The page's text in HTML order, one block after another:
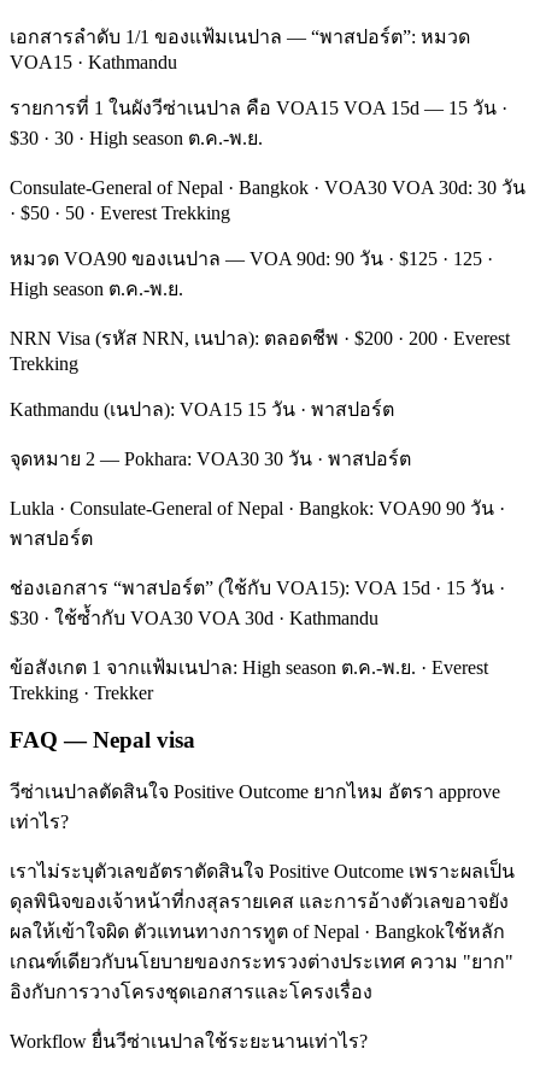
เอกสารลำดับ 1/1 ของแฟ้มเนปาล — “พาสปอร์ต”: หมวด
VOA15 · Kathmandu
รายการที่ 1 ในผังวีซ่าเนปาล คือ VOA15 VOA 15d — 15 วัน ·
$30 · 30 · High season ต.ค.-พ.ย.
Consulate-General of Nepal · Bangkok · VOA30 VOA 30d: 30 วัน
· $50 · 50 · Everest Trekking
หมวด VOA90 ของเนปาล — VOA 90d: 90 วัน · $125 · 125 ·
High season ต.ค.-พ.ย.
NRN Visa (รหัส NRN, เนปาล): ตลอดชีพ · $200 · 200 · Everest
Trekking
Kathmandu (เนปาล): VOA15 15 วัน · พาสปอร์ต
จุดหมาย 2 — Pokhara: VOA30 30 วัน · พาสปอร์ต
Lukla · Consulate-General of Nepal · Bangkok: VOA90 90 วัน ·
พาสปอร์ต
ช่องเอกสาร “พาสปอร์ต” (ใช้กับ VOA15): VOA 15d · 15 วัน ·
$30 · ใช้ซ้ำกับ VOA30 VOA 30d · Kathmandu
ข้อสังเกต 1 จากแฟ้มเนปาล: High season ต.ค.-พ.ย. · Everest
Trekking · Trekker
FAQ — Nepal visa
วีซ่าเนปาลตัดสินใจ Positive Outcome ยากไหม อัตรา approve
เท่าไร?
เราไม่ระบุตัวเลขอัตราตัดสินใจ Positive Outcome เพราะผลเป็น
ดุลพินิจของเจ้าหน้าที่กงสุลรายเคส และการอ้างตัวเลขอาจยัง
ผลให้เข้าใจผิด ตัวแทนทางการทูต of Nepal · Bangkokใช้หลัก
เกณฑ์เดียวกับนโยบายของกระทรวงต่างประเทศ ความ "ยาก"
อิงกับการวางโครงชุดเอกสารและโครงเรื่อง
Workflow ยื่นวีซ่าเนปาลใช้ระยะนานเท่าไร?